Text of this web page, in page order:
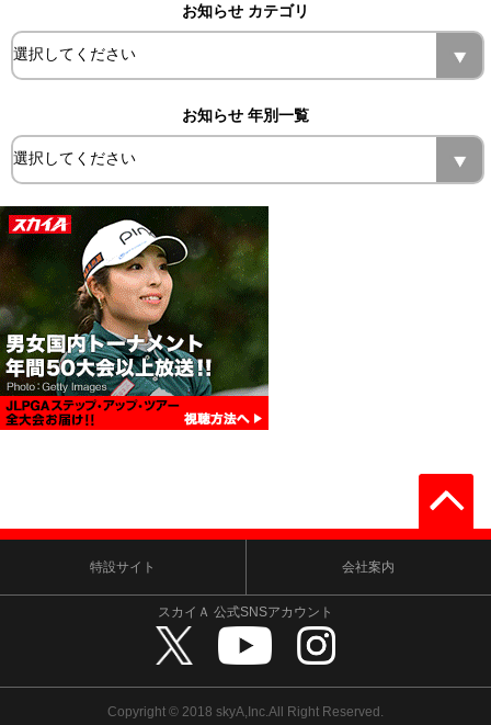
お知らせ カテゴリ
お知らせ 年別一覧
特設サイト 会社案内
スカイＡ 公式SNSアカウント
Copyright © 2018 skyA,Inc.All Right Reserved.